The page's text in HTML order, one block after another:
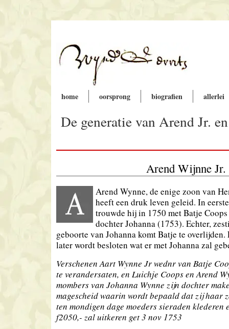
home oorsprong biografien allerlei
De generatie van Arend Jr.
Arend Wijnne
Arend Wynne, de enige zoon van
heeft een druk leven geleid. In
trouwde hij in 1750 met Batje
dochter Johanna (1753). Echter,
geboorte van Johanna komt Batje te overlijden.
later wordt besloten wat er met Johanna zal
Verschenen Aart Wynne Jr wednr van Batje
te verandersaten, en Luichje Coops en Arend
mombers van Johanna Wynne zijn dochter
magescheid waarin wordt bepaald dat zij haar
ten mondigen dage moeders sieraden klederen
f2050,- zal uitkeren get 3 nov 1753